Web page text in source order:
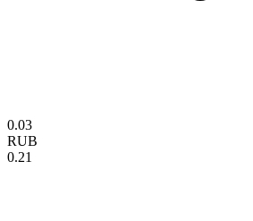
0.03
RUB
0.21